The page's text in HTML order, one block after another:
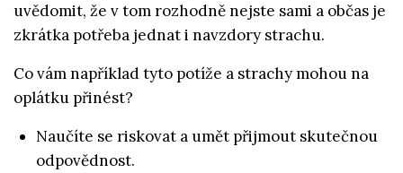
uvědomit, že v tom rozhodně nejste sami a občas je
zkrátka potřeba jednat i navzdory strachu.
Co vám například tyto potíže a strachy mohou na
oplátku přinést?
Naučíte se riskovat a umět přijmout skutečnou
odpovědnost.